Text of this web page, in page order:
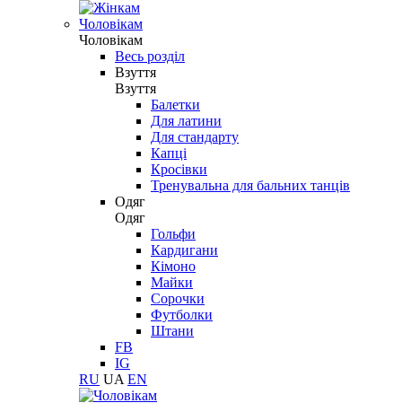
Чоловікам
Чоловікам
Весь розділ
Взуття
Взуття
Балетки
Для латини
Для стандарту
Капці
Кросівки
Тренувальна для бальних танців
Одяг
Одяг
Гольфи
Кардигани
Кімоно
Майки
Сорочки
Футболки
Штани
FB
IG
RU UA EN